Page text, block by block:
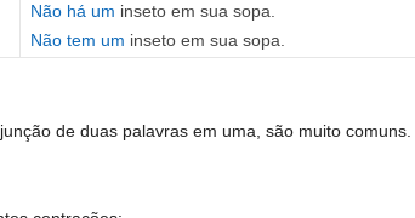
Não há um inseto em sua sopa.
Não tem um inseto em sua sopa.
de duas palavras em uma, são muito comuns.